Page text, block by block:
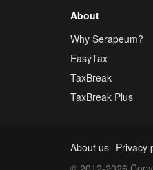
About
Why Serapeum?
EasyTax
TaxBreak
TaxBreak Plus
About us Privacy